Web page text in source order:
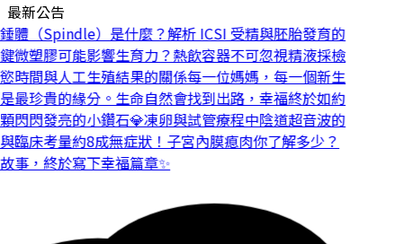
最新公告
（Spindle）是什麼？解析 ICSI 受精與胚胎發育的
微塑膠可能影響生育力？熱飲容器不可忽視精液採檢
間與人工生殖結果的關係每一位媽媽，每一個新生
珍貴的緣分。 生命自然會找到出路，幸福終於如約
閃閃發亮的小鑽石💎凍卵與試管療程中陰道超音波的
床考量約8成無症狀！子宮內膜瘜肉你了解多少？
，終於寫下幸福篇章✨